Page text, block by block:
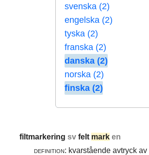
svenska (2)
engelska (2)
tyska (2)
franska (2)
danska (2)
norska (2)
finska (2)
filtmarkeringsvfelt mark en
definition: kvarstående avtryck av